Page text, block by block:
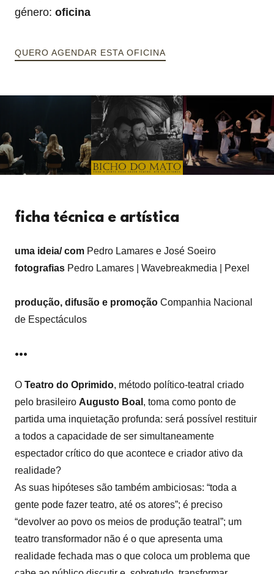
género: oficina
QUERO AGENDAR ESTA OFICINA
ficha técnica e artística
uma ideia/ com Pedro Lamares e José Soeiro
fotografias Pedro Lamares | Wavebreakmedia | Pexel
produção, difusão e promoção Companhia Nacional
de Espectáculos
...
O Teatro do Oprimido, método político-teatral criado
pelo brasileiro Augusto Boal , toma como ponto de
partida uma inquietação profunda: será possível restituir
a todos a capacidade de ser simultaneamente
espectador crítico do que acontece e criador ativo da
realidade?
As suas hipóteses são também ambiciosas: “toda a
gente pode fazer teatro, até os atores”; é preciso
“devolver ao povo os meios de produção teatral”; um
teatro transformador não é o que apresenta uma
realidade fechada mas o que coloca um problema que